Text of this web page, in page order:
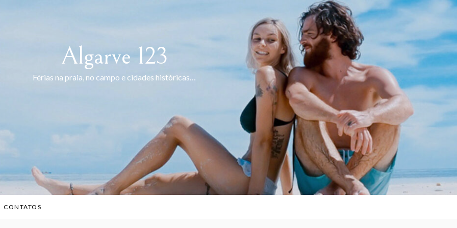
Algarve 123
Férias na praia, no campo e cidades históricas…
CONTATOS